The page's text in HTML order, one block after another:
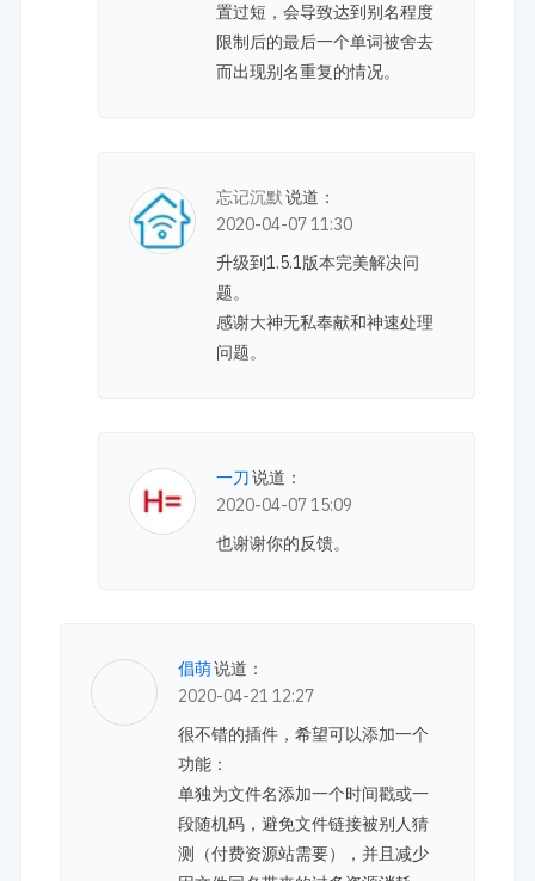
置过短，会导致达到别名程度
限制后的最后一个单词被舍去
而出现别名重复的情况。
忘记沉默说道：
2020-04-07 11:30
升级到1.5.1版本完美解决问
题。
感谢大神无私奉献和神速处理
问题。
一刀说道：
2020-04-07 15:09
也谢谢你的反馈。
倡萌说道：
2020-04-21 12:27
很不错的插件，希望可以添加一个
功能：
单独为文件名添加一个时间戳或一
段随机码，避免文件链接被别人猜
测（付费资源站需要），并且减少